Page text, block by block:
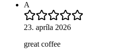
A
23. apríla 2026
great coffee